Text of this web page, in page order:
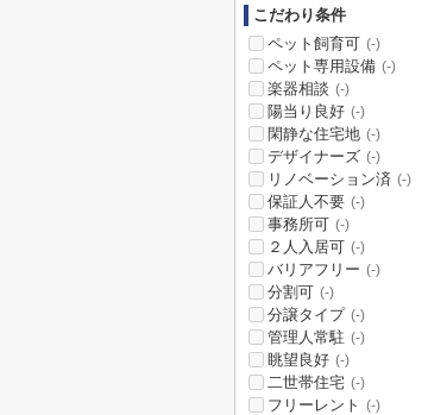
こだわり条件
ペット飼育可 (-)
ペット専用設備 (-)
楽器相談 (-)
陽当り良好 (-)
閑静な住宅地 (-)
デザイナーズ (-)
リノベーション済 (-)
保証人不要 (-)
事務所可 (-)
２人入居可 (-)
バリアフリー (-)
分割可 (-)
分譲タイプ (-)
管理人常駐 (-)
眺望良好 (-)
二世帯住宅 (-)
フリーレント (-)